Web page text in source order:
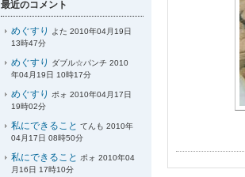
最近のコメント
めぐすり よた 2010年04月19日
13時47分
めぐすり
ダブル☆パンチ 2010
年04月19日 10時17分
めぐすり
ポォ 2010年04月17日
19時02分
私にできること てんも 2010年
04月17日 08時50分
私にできること ポォ 2010年04
月16日 17時10分